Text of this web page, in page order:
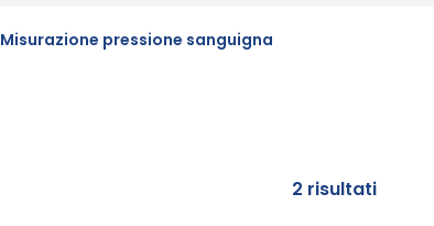
Misurazione pressione sanguigna
2 risultati